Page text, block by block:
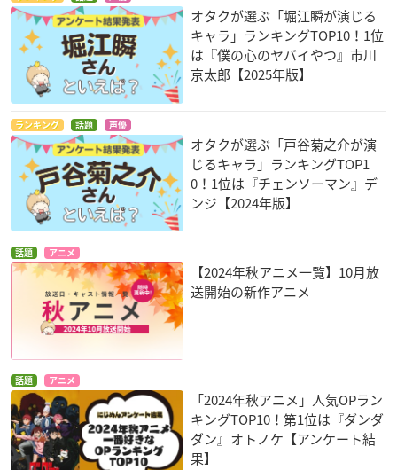
オタクが選ぶ「堀江瞬が演じる
キャラ」ランキングTOP10！1位
は『僕の心のヤバイやつ』市川
京太郎【2025年版】
ランキング 話題 声優
オタクが選ぶ「戸谷菊之介が演
じるキャラ」ランキングTOP1
0！1位は『チェンソーマン』デ
ンジ【2024年版】
話題 アニメ
【2024年秋アニメ一覧】10月放
送開始の新作アニメ
話題 アニメ
「2024年秋アニメ」人気OPラン
キングTOP10！第1位は『ダンダ
ダン』オトノケ【アンケート結
果】